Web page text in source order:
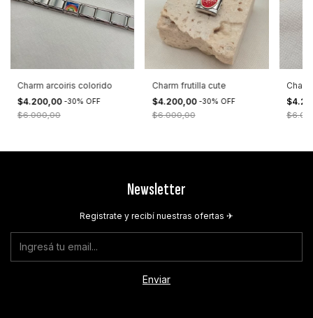
Charm arcoiris colorido
$4.200,00 -30% OFF
$6.000,00
Charm frutilla cute
$4.200,00 -30% OFF
$6.000,00
Newsletter
Registrate y recibí nuestras ofertas ✈︎